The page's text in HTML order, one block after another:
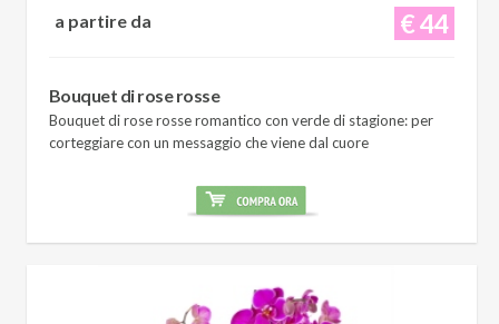
€ 44
a partire da
Bouquet di rose rosse
Bouquet di rose rosse romantico con verde di stagione: per
corteggiare con un messaggio che viene dal cuore